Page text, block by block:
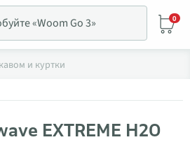
0
и куртки
EXTREME H2O